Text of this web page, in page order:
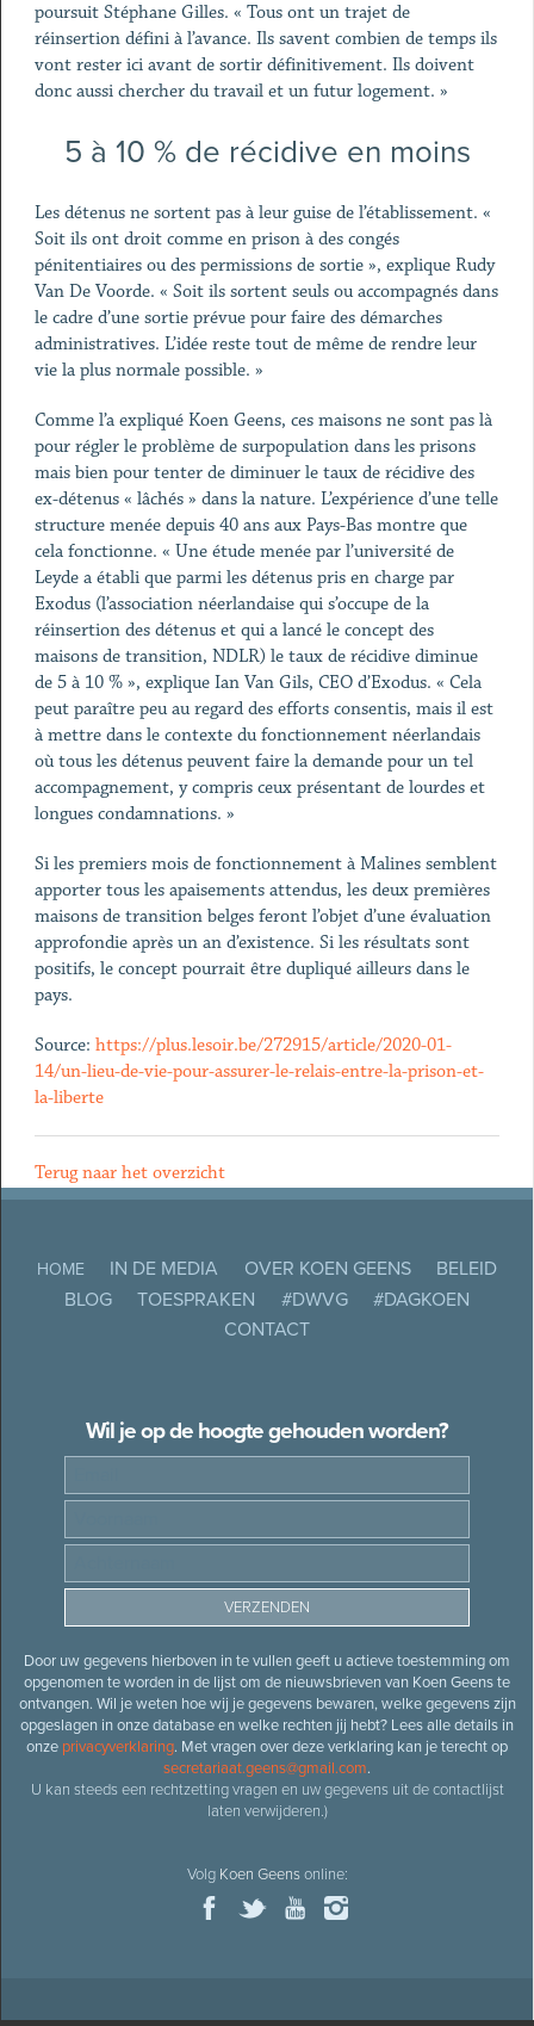
poursuit Stéphane Gilles. « Tous ont un trajet de
réinsertion défini à l’avance. Ils savent combien de temps ils
vont rester ici avant de sortir définitivement. Ils doivent
donc aussi chercher du travail et un futur logement. »
5 à 10 % de récidive en moins
Les détenus ne sortent pas à leur guise de l’établissement. «
Soit ils ont droit comme en prison à des congés
pénitentiaires ou des permissions de sortie », explique Rudy
Van De Voorde. « Soit ils sortent seuls ou accompagnés dans
le cadre d’une sortie prévue pour faire des démarches
administratives. L’idée reste tout de même de rendre leur
vie la plus normale possible. »
Comme l’a expliqué Koen Geens, ces maisons ne sont pas là
pour régler le problème de surpopulation dans les prisons
mais bien pour tenter de diminuer le taux de récidive des
ex-détenus « lâchés » dans la nature. L’expérience d’une telle
structure menée depuis 40 ans aux Pays-Bas montre que
cela fonctionne. « Une étude menée par l’université de
Leyde a établi que parmi les détenus pris en charge par
Exodus (l’association néerlandaise qui s’occupe de la
réinsertion des détenus et qui a lancé le concept des
maisons de transition, NDLR) le taux de récidive diminue
de 5 à 10 % », explique Ian Van Gils, CEO d’Exodus. « Cela
peut paraître peu au regard des efforts consentis, mais il est
à mettre dans le contexte du fonctionnement néerlandais
où tous les détenus peuvent faire la demande pour un tel
accompagnement, y compris ceux présentant de lourdes et
longues condamnations. »
Si les premiers mois de fonctionnement à Malines semblent
apporter tous les apaisements attendus, les deux premières
maisons de transition belges feront l’objet d’une évaluation
approfondie après un an d’existence. Si les résultats sont
positifs, le concept pourrait être dupliqué ailleurs dans le
pays.
Source: https://plus.lesoir.be/272915/article/2020-01-
14/un-lieu-de-vie-pour-assurer-le-relais-entre-la-prison-et-
la-liberte
Terug naar het overzicht
HOME IN DE MEDIA OVER KOEN GEENS
BELEID
BLOG
TOESPRAKEN #DWVG
#DAGKOEN
CONTACT
Wil je op de hoogte gehouden worden?
Door uw gegevens hierboven in te vullen geeft u actieve toestemming om
opgenomen te worden in de lijst om de nieuwsbrieven van Koen Geens te
ontvangen. Wil je weten hoe wij je gegevens bewaren, welke gegevens zijn
opgeslagen in onze database en welke rechten jij hebt? Lees alle details in
onze privacyverklaring. Met vragen over deze verklaring kan je terecht op
secretariaat.geens@gmail.com.
U kan steeds een rechtzetting vragen en uw gegevens uit de contactlijst
laten verwijderen.)
Volg Koen Geensonline: